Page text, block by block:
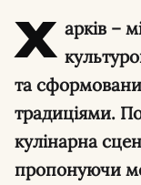
Х арків –
та
традиціями.
кулінарна
пропонуючи